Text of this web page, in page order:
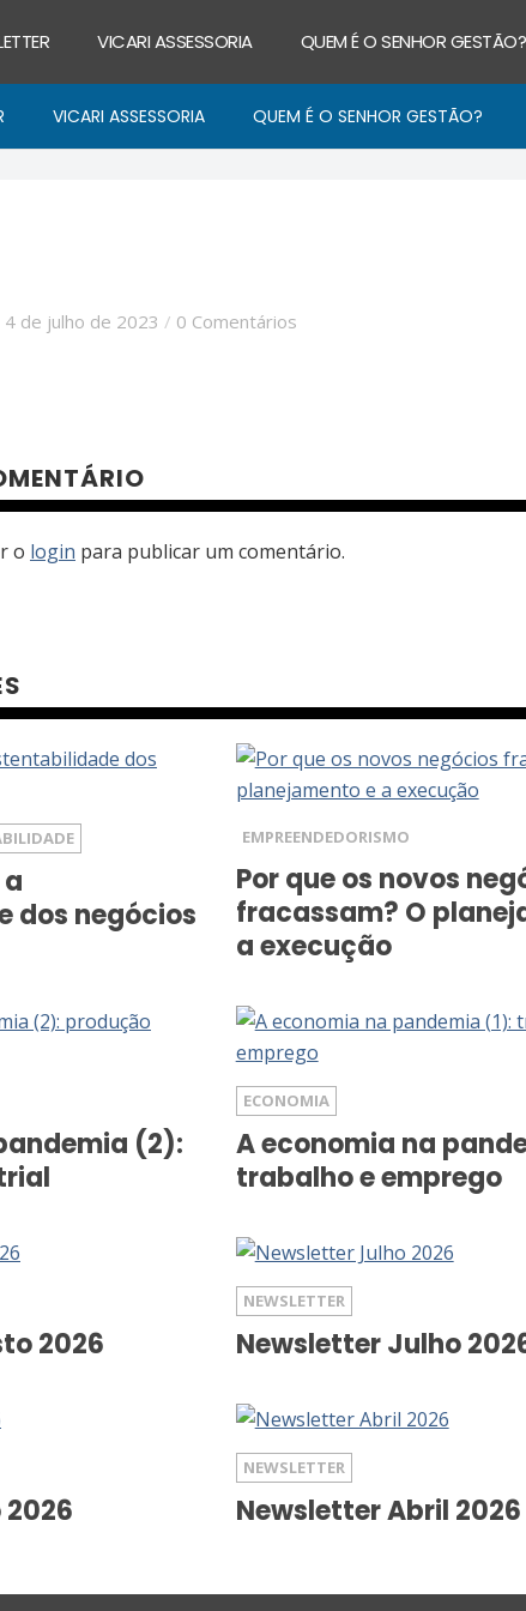
VICARI ASSESSORIA QUEM É O SENHOR GESTÃO?
VICARI ASSESSORIA QUEM É O SENHOR GESTÃO?
4 de julho de 2023 / 0 Comentários
o login para publicar um comentário.
dos negócios
EMPREENDEDORISMO
Por que os novos
fracassam? O
a execução
(2):
ECONOMIA
A economia na
trabalho e emprego
2026
NEWSLETTER
Newsletter Julho
NEWSLETTER
Newsletter Abril 2026